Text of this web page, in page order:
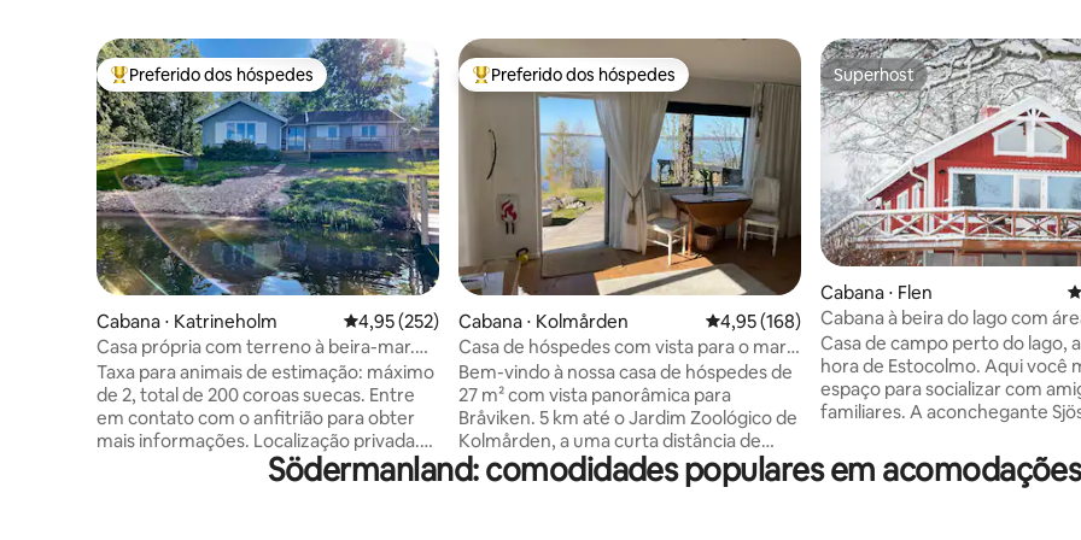
Entre os melhores preferidos dos hóspedes
Preferido dos hóspedes
Cabana ⋅ Katrineholm 4,95 de uma avaliação média de 5, 252 avaliações
4,95 (252)
Casa própria com terreno à beira-mar.
Localização privada. Acomodação única
Taxa para animais de estimação: máximo
de 2, total de 200 coroas suecas. Entre
em contato com o anfitrião para obter
mais informações. Localização privada.
Terreno à beira do lago. Praia privativa.
Barco a remo + eletricidade incluídos.
Entre os melhores preferidos dos hóspedes
Preferido dos hóspedes
Cabana ⋅ Kolmården 4,95 de uma avaliação média de 5, 168
4,95 (168)
Casa de hóspedes com vista para o mar e
perto do zoológico
Bem-vindo à nossa casa de hóspedes de
27 m² com vista panorâmica para
Bråviken. 5 km até o Jardim Zoológico de
Kolmården, a uma curta distância de
praias e restaurantes, além de belas
trilhas para caminhadas 1 cama de casal
Superhost
Superhost
Cabana ⋅ Flen
Cabana à beira do lago com
banho e quadra de tênis
Casa de campo perto do lago,
hora de Estocolmo. Aqui você
espaço para socializar com
familiares. A aconchegante Sjöstugan foi
planta aberta entre a cozinha e a
espaçosa sala de estar. Aqui
Södermanland: comodidades populares em